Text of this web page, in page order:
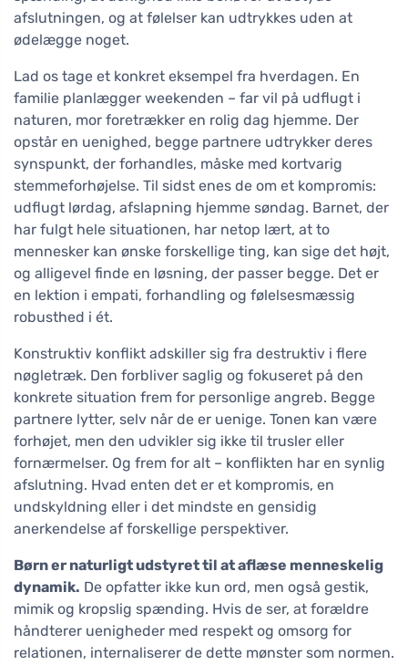
afslutningen, og at følelser kan udtrykkes uden at
ødelægge noget.
Lad os tage et konkret eksempel fra hverdagen. En
familie planlægger weekenden – far vil på udflugt i
naturen, mor foretrækker en rolig dag hjemme. Der
opstår en uenighed, begge partnere udtrykker deres
synspunkt, der forhandles, måske med kortvarig
stemmeforhøjelse. Til sidst enes de om et kompromis:
udflugt lørdag, afslapning hjemme søndag. Barnet, der
har fulgt hele situationen, har netop lært, at to
mennesker kan ønske forskellige ting, kan sige det højt,
og alligevel finde en løsning, der passer begge. Det er
en lektion i empati, forhandling og følelsesmæssig
robusthed i ét.
Konstruktiv konflikt adskiller sig fra destruktiv i flere
nøgletræk. Den forbliver saglig og fokuseret på den
konkrete situation frem for personlige angreb. Begge
partnere lytter, selv når de er uenige. Tonen kan være
forhøjet, men den udvikler sig ikke til trusler eller
fornærmelser. Og frem for alt – konflikten har en synlig
afslutning. Hvad enten det er et kompromis, en
undskyldning eller i det mindste en gensidig
anerkendelse af forskellige perspektiver.
Børn er naturligt udstyret til at aflæse menneskelig
dynamik. De opfatter ikke kun ord, men også gestik,
mimik og kropslig spænding. Hvis de ser, at forældre
håndterer uenigheder med respekt og omsorg for
relationen, internaliserer de dette mønster som normen.